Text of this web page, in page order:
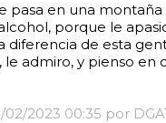
pasa en una
porque le
diferencia de esta
admiro, y pienso en
2023 00:35 por